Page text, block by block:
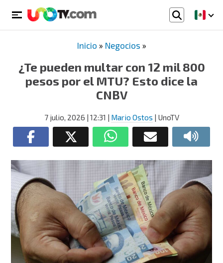
Inicio » Negocios »
¿Te pueden multar con 12 mil 800
pesos por el MTU? Esto dice la
CNBV
7 julio, 2026 | 12:31 | Mario Ostos | UnoTV